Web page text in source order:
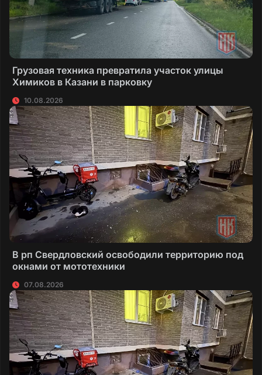
Грузовая техника превратила участок улицы
Химиков в Казани в парковку
10.08.2026
В рп Свердловский освободили территорию под
окнами от мототехники
07.08.2026